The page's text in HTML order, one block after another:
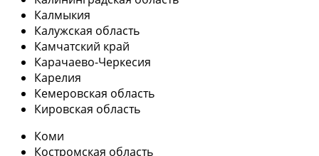
Калмыкия
Калужская область
Камчатский край
Карачаево-Черкесия
Карелия
Кемеровская область
Кировская область
Коми
Костромская область